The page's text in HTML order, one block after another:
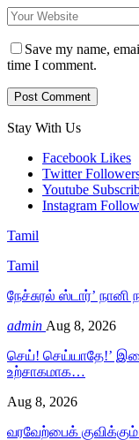
Save my name,
time I comment.
Stay With Us
Facebook Likes
Twitter
Youtube
Instagram
Tamil
Tamil
நேச்சுரல் ஸ்டார்’ நானி
admin Aug 8, 2026
செய்! செய்யாதே!’
உற்சாகமாக…
Aug 8, 2026
வரவேற்பைக்